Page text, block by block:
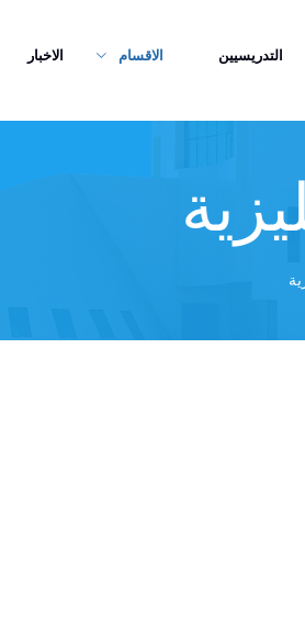
التدريسيين الاقسام الاخبار